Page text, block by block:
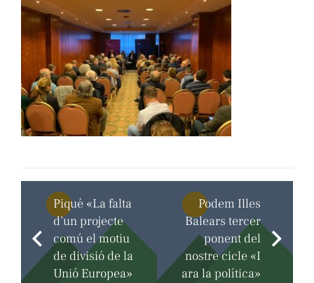
Piqué «La falta
d’un projecte
comú el motiu
de divisió de la
Unió Europea»
Podem Illes
Balears tercer
ponent del
nostre cicle «I
ara la política»